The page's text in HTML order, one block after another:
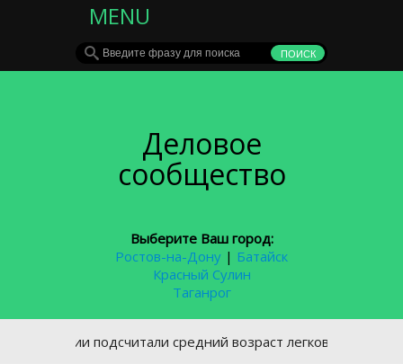
MENU
Деловое
сообщество
Выберите Ваш город:
Ростов-на-Дону | Батайск
Красный Сулин
Таганрог
России подсчитали средний возраст легковых автомобилей